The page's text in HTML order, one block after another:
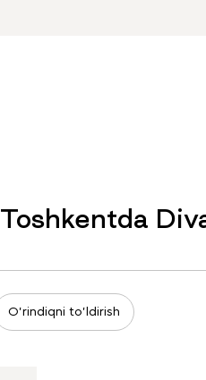
Toshkentda
O'rindiqni to'ldirish